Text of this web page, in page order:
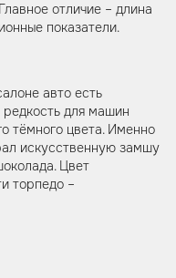
отличие – длина
показатели.
авто есть
редкость для машин
тёмного цвета. Именно
искусственную замшу
Цвет
торпедо –